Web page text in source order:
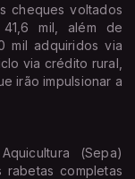
cheques voltados
mil, além de
mil adquiridos via
via crédito rural,
irão impulsionar a
(Sepa)
completas